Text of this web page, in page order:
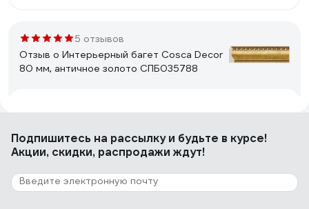
5 отзывов
Отзыв о Интерьерный багет Cosca Decor
80 мм, античное золото СПБ035788
1 отзыв
Отзыв о Багет Decomaster 57x26x2900
Подпишитесь на рассылкуи будьте в курсе!
Акции, скидки, распродажи ждут!